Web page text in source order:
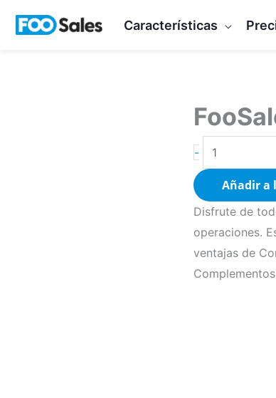
Características
-
Cantidad
FooSales
Plus
Añadir a
Disfrute de
operaciones.
ventajas de